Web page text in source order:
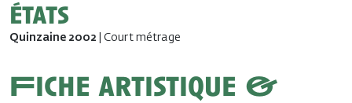
états
Quinzaine 2002 | Court métrage
Fiche artistique &